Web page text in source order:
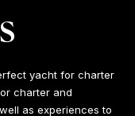
yacht for charter
charter and
as experiences to